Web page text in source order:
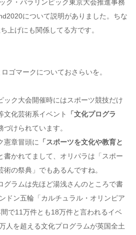
ク・パラリンピック東京大会推進事務
について説明がありました。ちな
上げにも関係してる方です。
ゴマークについておさらいを。
ック大会開催時にはスポーツ競技だけ
文化芸術系イベント
「文化プログラ
けられています。
憲章冒頭に
「スポーツを文化や教育と
書かれてまして、オリパラは「スポー
の祭典」でもあるんですね。
グラムは先ほど湯浅さんのところで書
ドン五輪「カルチュラル・オリンピア
で11万件とも18万件と言われるイベ
人を超える文化プログラムが英国全土